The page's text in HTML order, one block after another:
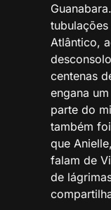
Atlântico,
centenas
engana
parte do
também
que
falam de
de